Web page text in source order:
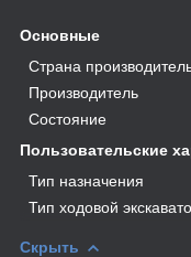
Основные
Страна
Производитель
Состояние
Пользовательские
Тип назначения
Тип ходовой
Скрыть